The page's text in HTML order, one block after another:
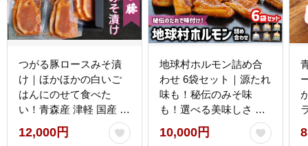
つがる豚ロースみそ漬
け｜ほかほかの白いご
はんにのせて食べた
い！青森産 津軽 国産 焼
肉 味噌漬け 豚肉 ぶた肉
ポーク[0398]
12,000円
地球村ホルモン詰め合
わせ 6袋セット｜源たれ
味も！秘伝のみそ味
も！選べる美味しさ 国
産 食べ比べ 焼肉 つがる
ホルモン ホルモン焼き
10,000円